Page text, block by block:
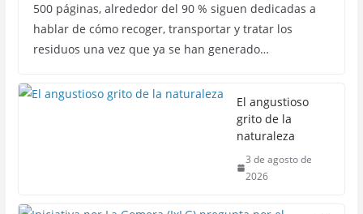
500 páginas, alrededor del 90 % siguen dedicadas a
hablar de cómo recoger, transportar y tratar los
residuos una vez que ya se han generado…
El angustioso
grito de la
naturaleza
3 de agosto de
2026